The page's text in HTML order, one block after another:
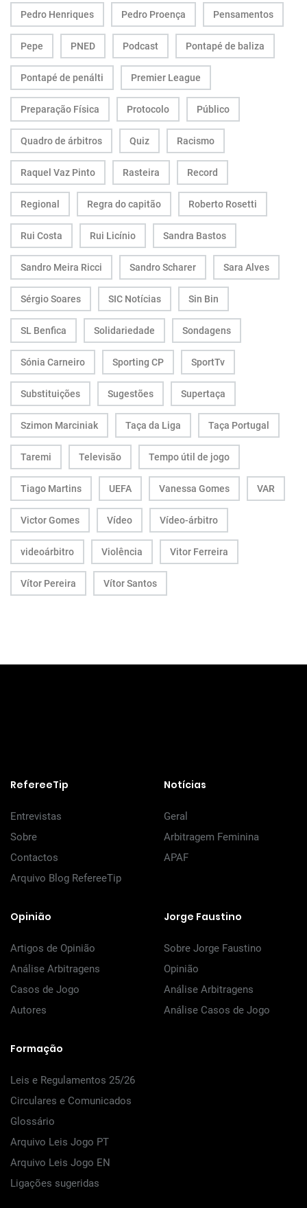
Pedro Henriques Pedro Proença Pensamentos
Pepe PNED Podcast Pontapé de baliza
Pontapé de penálti Premier League
Preparação Física Protocolo Público
Quadro de árbitros Quiz Racismo
Raquel Vaz Pinto Rasteira Record
Regional Regra do capitão Roberto Rosetti
Rui Costa Rui Licínio Sandra Bastos
Sandro Meira Ricci Sandro Scharer Sara Alves
Sérgio Soares SIC Notícias Sin Bin
SL Benfica Solidariedade Sondagens
Sónia Carneiro Sporting CP SportTv
Substituições Sugestões Supertaça
Szimon Marciniak Taça da Liga Taça Portugal
Taremi Televisão Tempo útil de jogo
Tiago Martins UEFA Vanessa Gomes VAR
Victor Gomes Vídeo Vídeo-árbitro
videoárbitro Violência Vitor Ferreira
Vítor Pereira Vítor Santos
RefereeTip
Entrevistas
Sobre
Contactos
Arquivo Blog RefereeTip
Notícias
Geral
Arbitragem Feminina
APAF
Opinião
Artigos de Opinião
Análise Arbitragens
Casos de Jogo
Autores
Jorge Faustino
Sobre Jorge Faustino
Opinião
Análise Arbitragens
Análise Casos de Jogo
Formação
Leis e Regulamentos 25/26
Circulares e Comunicados
Glossário
Arquivo Leis Jogo PT
Arquivo Leis Jogo EN
Ligações sugeridas